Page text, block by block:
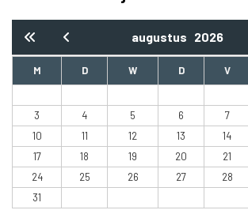
augustus 2026
M D W D V
3
4 5 6 7
10
11 12 13 14
17
18 19 20 21
24
25 26 27 28
31